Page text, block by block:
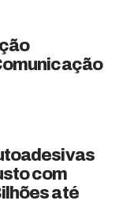
com
até